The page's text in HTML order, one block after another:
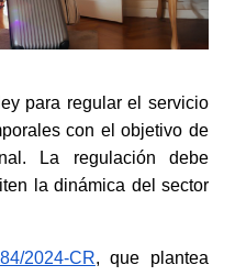
para regular el servicio
con el objetivo de
La regulación debe
la dinámica del sector
2024-CR, que plantea